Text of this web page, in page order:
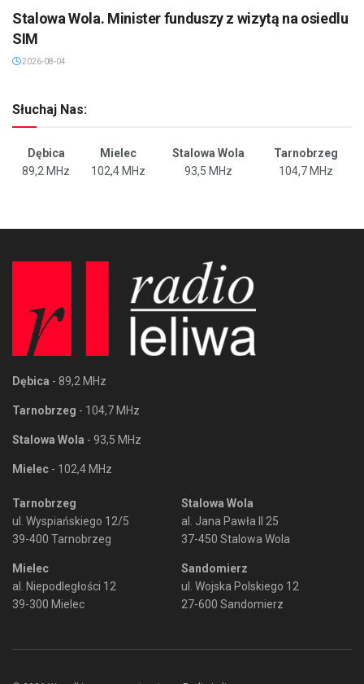
Stalowa Wola. Minister funduszy z wizytą na osiedlu
SIM
2026-08-04
Słuchaj Nas:
Dębica Mielec Stalowa Wola
Tarnobrzeg
89,2 MHz
102,4 MHz 93,5 MHz 104,7 MHz
Dębica - 89,2 MHz
Tarnobrzeg - 104,7 MHz
Stalowa Wola - 93,5 MHz
Mielec - 102,4 MHz
Tarnobrzeg
ul. Wyspiańskiego 12/5
39-400 Tarnobrzeg
Mielec
al. Niepodległości 12
39-300 Mielec
Stalowa Wola
al. Jana Pawła II 25
37-450 Stalowa Wola
Sandomierz
ul. Wojska Polskiego 12
27-600 Sandomierz